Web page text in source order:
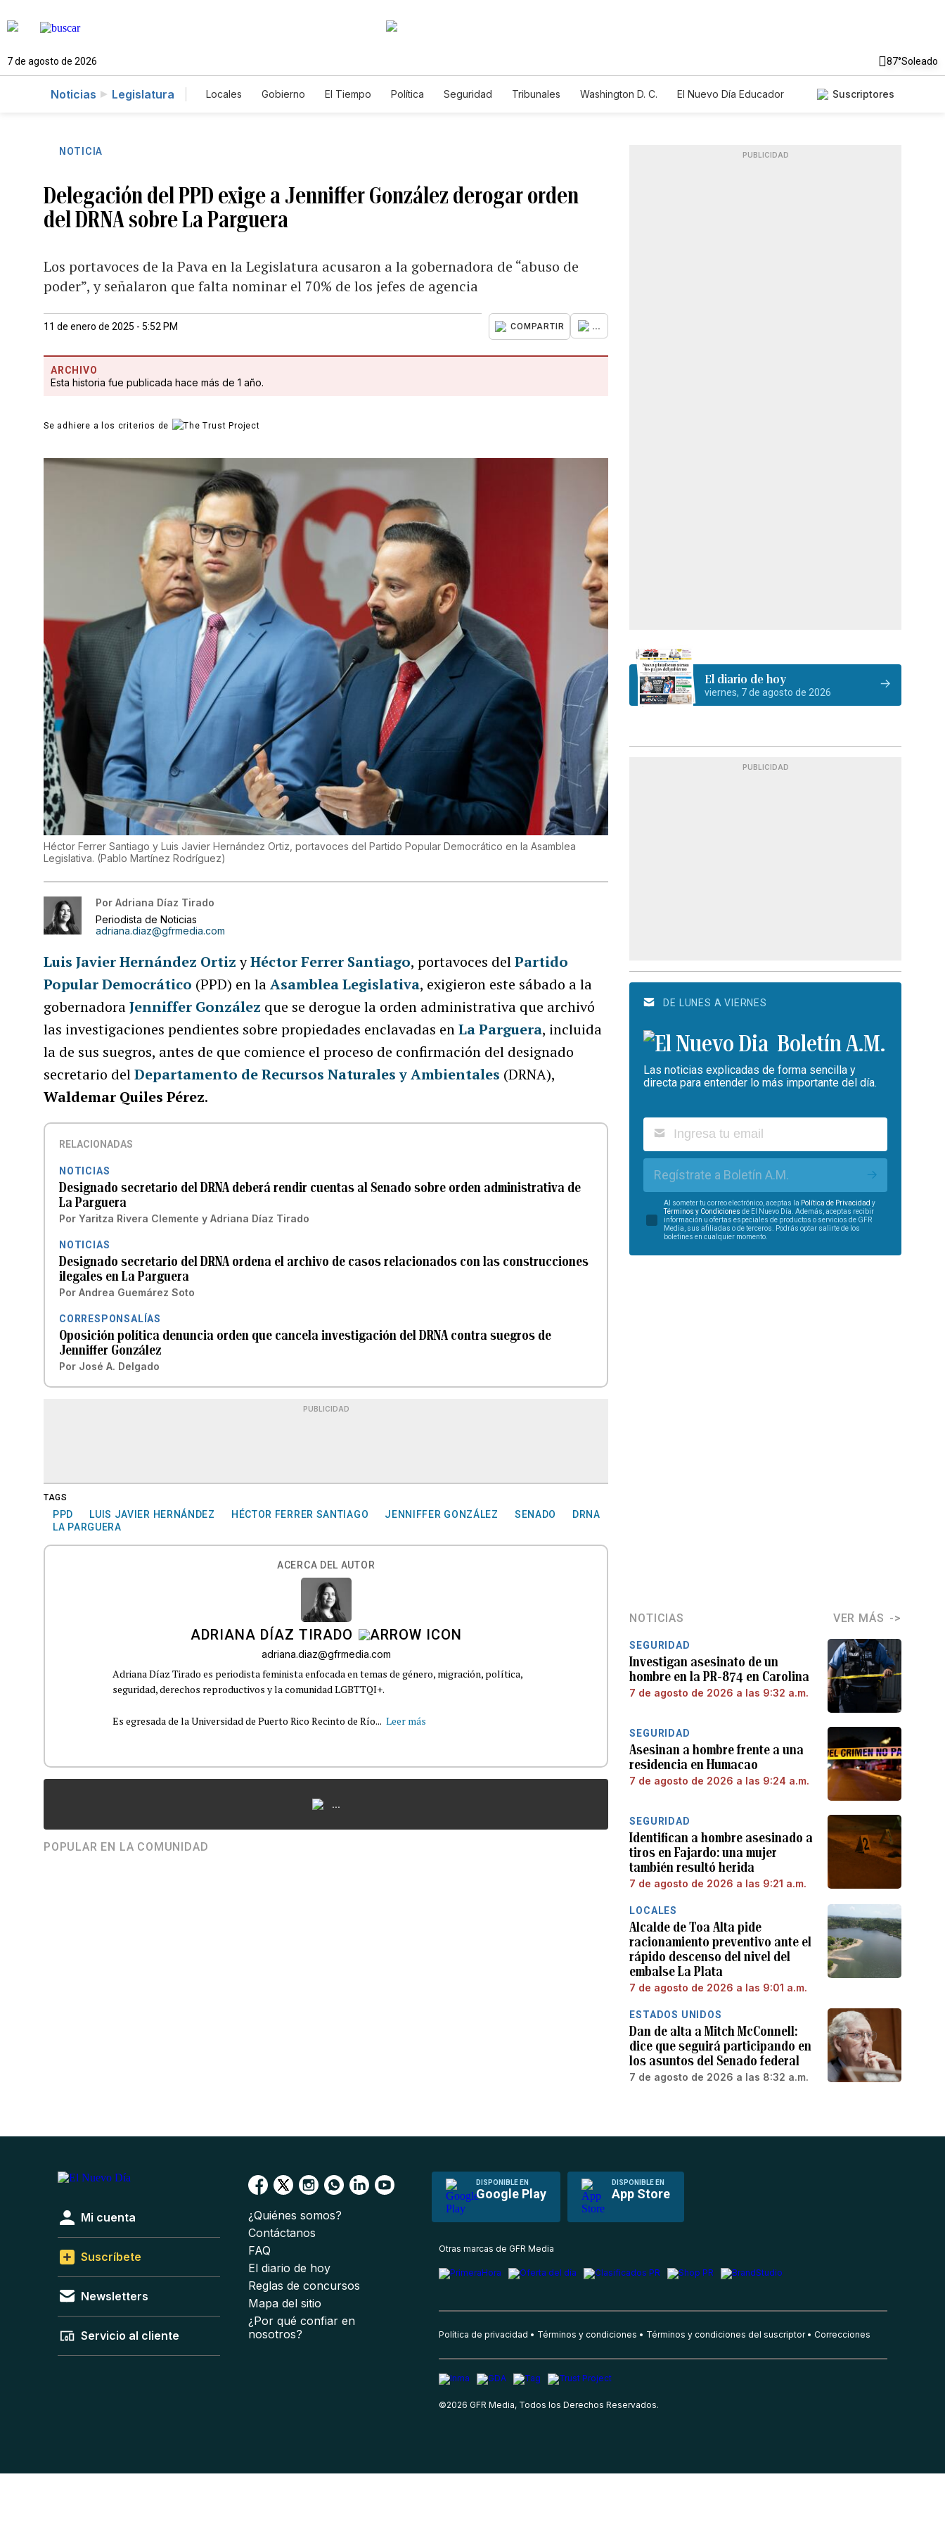
7 de agosto de 2026 87°Soleado
Noticias Legislatura Locales Gobierno El Tiempo Política Seguridad Tribunales Washington D. C.
El Nuevo Día Educador
Suscriptores
NOTICIA
Delegación del PPD exige a Jenniffer González derogar orden
del DRNA sobre La Parguera
Los portavoces de la Pava en la Legislatura acusaron a la gobernadora de “abuso de
poder”, y señalaron que falta nominar el 70% de los jefes de agencia
11 de enero de 2025 - 5:52 PM COMPARTIR ...
ARCHIVO
Esta historia fue publicada hace más de 1 año.
Se adhiere a los criterios de
Héctor Ferrer Santiago y Luis Javier Hernández Ortiz, portavoces del Partido Popular Democrático en la Asamblea
Legislativa. (Pablo Martínez Rodríguez)
Por Adriana Díaz Tirado
Periodista de Noticias
adriana.diaz@gfrmedia.com
Luis Javier Hernández OrtizyHéctor Ferrer Santiago, portavoces delPartido
Popular Democrático (PPD) en laAsamblea Legislativa, exigieron este sábado a la
gobernadoraJenniffer González que se derogue la orden administrativa que archivó
las investigaciones pendientes sobre propiedades enclavadas enLa Parguera, incluida
la de sus suegros, antes de que comience el proceso de confirmación del designado
secretario delDepartamento de Recursos Naturales y Ambientales (DRNA),
Waldemar Quiles Pérez.
RELACIONADAS
NOTICIAS
Designado secretario del DRNA deberá rendir cuentas al Senado sobre orden administrativa de
La Parguera
Por Yaritza Rivera Clemente yAdriana Díaz Tirado
NOTICIAS
Designado secretario del DRNA ordena el archivo de casos relacionados con las construcciones
ilegales en La Parguera
Por Andrea Guemárez Soto
CORRESPONSALÍAS
Oposición política denuncia orden que cancela investigación del DRNA contra suegros de
Jenniffer González
Por José A. Delgado
PUBLICIDAD
TAGS
PPD LUIS JAVIER HERNÁNDEZ HÉCTOR FERRER SANTIAGO JENNIFFER GONZÁLEZ SENADO
DRNA
LA PARGUERA
ACERCA DEL AUTOR
ADRIANA DÍAZ TIRADO
adriana.diaz@gfrmedia.com
Adriana Díaz Tirado es periodista feminista enfocada en temas de género, migración, política,
seguridad, derechos reproductivos y la comunidad LGBTTQI+.
Es egresada de la Universidad de Puerto Rico Recinto de Río... Leer más
...
POPULAR EN LA COMUNIDAD
PUBLICIDAD
El diario de hoy
viernes, 7 de agosto de 2026
PUBLICIDAD
DE LUNES A VIERNES
Boletín A.M.
Las noticias explicadas de forma sencilla y
directa para entender lo más importante del día.
Regístrate a Boletín A.M.
Al someter tu correo electrónico, aceptas la Política de Privacidad y
Términos y Condiciones de El Nuevo Día. Además, aceptas recibir
información u ofertas especiales de productos o servicios de GFR
Media, sus afiliadas o de terceros. Podrás optar salirte de los
boletines en cualquier momento.
NOTICIAS VER MÁS
SEGURIDAD
Investigan asesinato de un
hombre en la PR-874 en Carolina
7 de agosto de 2026 a las 9:32 a.m.
SEGURIDAD
Asesinan a hombre frente a una
residencia en Humacao
7 de agosto de 2026 a las 9:24 a.m.
SEGURIDAD
Identifican a hombre asesinado a
tiros en Fajardo: una mujer
también resultó herida
7 de agosto de 2026 a las 9:21 a.m.
LOCALES
Alcalde de Toa Alta pide
racionamiento preventivo ante el
rápido descenso del nivel del
embalse La Plata
7 de agosto de 2026 a las 9:01 a.m.
ESTADOS UNIDOS
Dan de alta a Mitch McConnell:
dice que seguirá participando en
los asuntos del Senado federal
7 de agosto de 2026 a las 8:32 a.m.
DISPONIBLE EN
Google Play
DISPONIBLE EN
App Store
Mi cuenta
Suscríbete
Newsletters
Servicio al cliente
¿Quiénes somos?
Contáctanos
FAQ
El diario de hoy
Reglas de concursos
Mapa del sitio
¿Por qué confiar en
nosotros?
Otras marcas de GFR Media
Política de privacidad Términos y condiciones Términos y condiciones del suscriptor Correcciones
©2026 GFR Media, Todos los Derechos Reservados.